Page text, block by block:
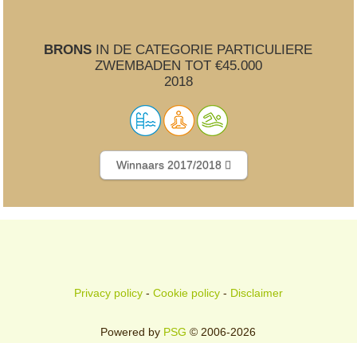
BRONS IN DE CATEGORIE PARTICULIERE
ZWEMBADEN TOT €45.000
2018
Winnaars 2017/2018
Privacy policy- Cookie policy- Disclaimer
Powered by PSG © 2006-2026